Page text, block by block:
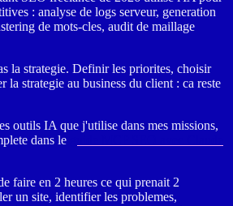
: analyse de logs serveur, generation
de mots-cles, audit de maillage
la strategie. Definir les priorites, choisir
la strategie au business du client : ca reste
outils IA que j'utilise dans mes missions,
dans le
faire en 2 heures ce qui prenait 2
un site, identifier les problemes,